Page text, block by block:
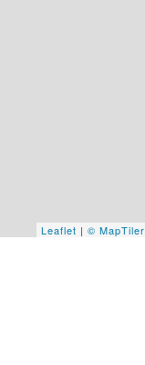
Leaflet |© MapTiler